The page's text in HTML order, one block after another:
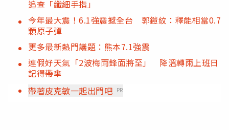
追查「纖細手指」
今年最大震！6.1強震撼全台 郭鎧紋：釋能相當0.7
顆原子彈
更多最新熱門議題：熊本7.1強震
連假好天氣「2波梅雨鋒面將至」 降溫轉雨上班日
記得帶傘
帶著皮克敏一起出門吧 PR